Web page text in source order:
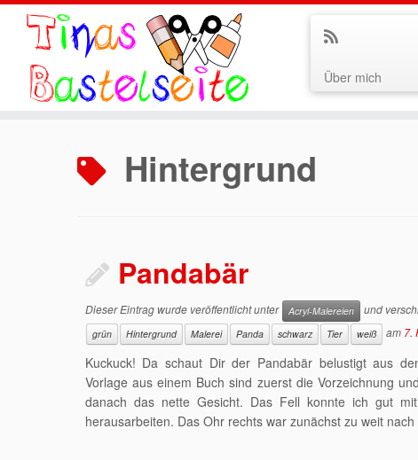
Über mich
Hintergrund
Pandabär
Dieser Eintrag wurde veröffentlicht unter Acryl-Malereien und
grün
Hintergrund Malerei Panda schwarz Tier weiß am 7.
Kuckuck! Da schaut Dir der Pandabär belustigt aus
Vorlage aus einem Buch sind zuerst die Vorzeichnung
danach das nette Gesicht. Das Fell konnte ich gut
herausarbeiten. Das Ohr rechts war zunächst zu weit